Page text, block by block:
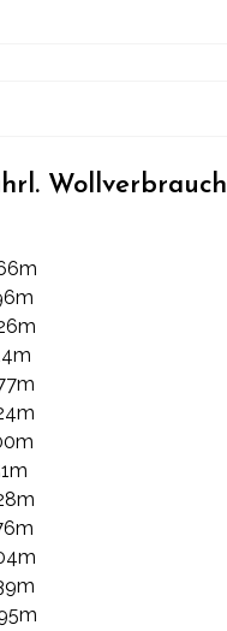
Wollverbrauch